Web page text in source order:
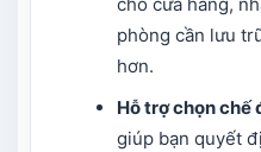
phòng cần lưu
hơn.
Hỗ trợ chọn chế
giúp bạn quyết